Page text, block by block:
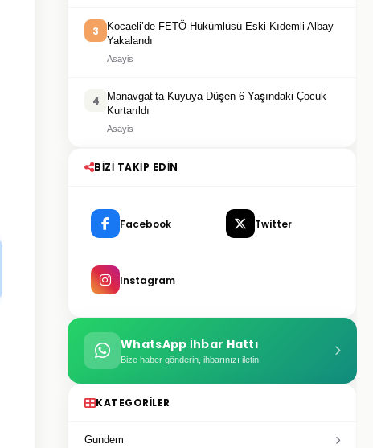
3
Kocaeli’de FETÖ Hükümlüsü Eski Kıdemli Albay
Yakalandı
Asayis
4
Manavgat’ta Kuyuya Düşen 6 Yaşındaki Çocuk
Kurtarıldı
Asayis
BIZI TAKIP EDIN
Facebook Twitter
Instagram
WhatsApp İhbar Hattı
Bize haber gönderin, ihbarınızı iletin
KATEGORILER
Gundem